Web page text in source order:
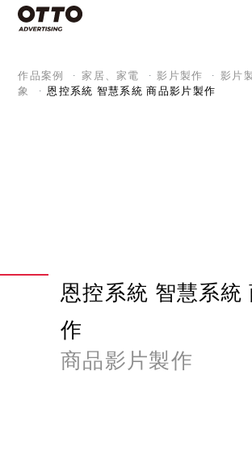
作品案例 家居、家電 影片製作 影片
象
恩控系統 智慧系統 商品影片製作
恩控系統 智慧系統
作
商品影片製作